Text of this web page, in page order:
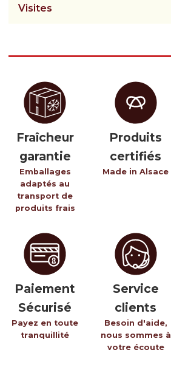
Visites
Fraîcheur
garantie
Emballages
adaptés au
transport de
produits frais
Produits
certifiés
Made in Alsace
Paiement
Sécurisé
Payez en toute
tranquillité
Service
clients
Besoin d'aide,
nous sommes à
votre écoute